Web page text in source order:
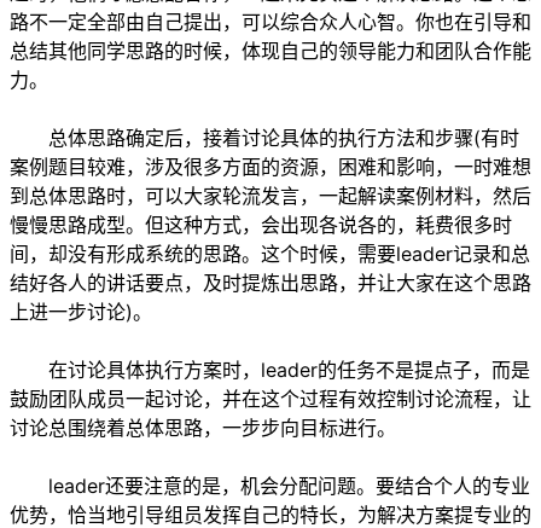
路不一定全部由自己提出，可以综合众人心智。你也在引导和
总结其他同学思路的时候，体现自己的领导能力和团队合作能
力。
总体思路确定后，接着讨论具体的执行方法和步骤(有时
案例题目较难，涉及很多方面的资源，困难和影响，一时难想
到总体思路时，可以大家轮流发言，一起解读案例材料，然后
慢慢思路成型。但这种方式，会出现各说各的，耗费很多时
间，却没有形成系统的思路。这个时候，需要leader记录和总
结好各人的讲话要点，及时提炼出思路，并让大家在这个思路
上进一步讨论)。
在讨论具体执行方案时，leader的任务不是提点子，而是
鼓励团队成员一起讨论，并在这个过程有效控制讨论流程，让
讨论总围绕着总体思路，一步步向目标进行。
leader还要注意的是，机会分配问题。要结合个人的专业
优势，恰当地引导组员发挥自己的特长，为解决方案提专业的